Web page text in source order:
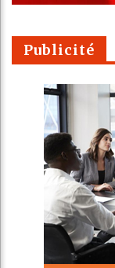
Publicité